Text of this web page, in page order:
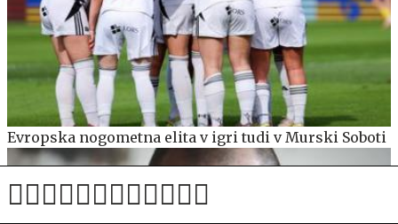
Evropska nogometna elita v igri tudi v Murski Soboti